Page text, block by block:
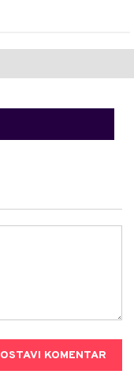
OSTAVI KOMENTAR